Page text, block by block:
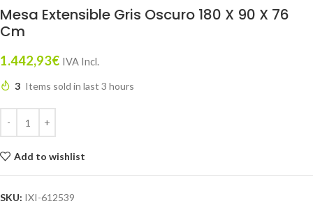
Mesa Extensible Gris Oscuro 180 X 90 X 76
Cm
1.442,93€ IVA Incl.
3 Items sold in last 3 hours
Add to wishlist
SKU: IXI-612539